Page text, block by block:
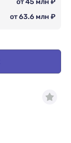
от 45 млн ₽
от 63.6 млн ₽